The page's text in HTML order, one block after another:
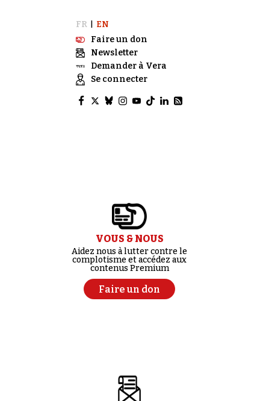
FR
EN
Faire un don
Newsletter
Demander à Vera
Se connecter
VOUS & NOUS
Aidez nous à lutter contre le
complotisme et accédez aux
contenus Premium
Faire un don